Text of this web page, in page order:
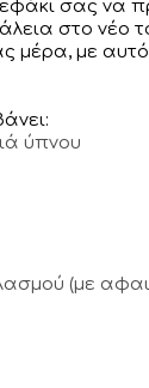
σας να
στο νέο
μέρα, με
ύπνου
(με